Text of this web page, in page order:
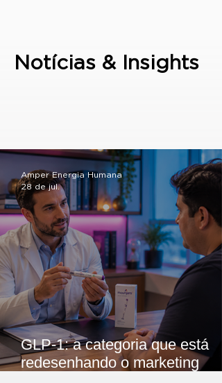
Notícias & Insights
GLP-1: a categoria que está
redesenhando o marketing
Amper Energia Humana
28 de jul.